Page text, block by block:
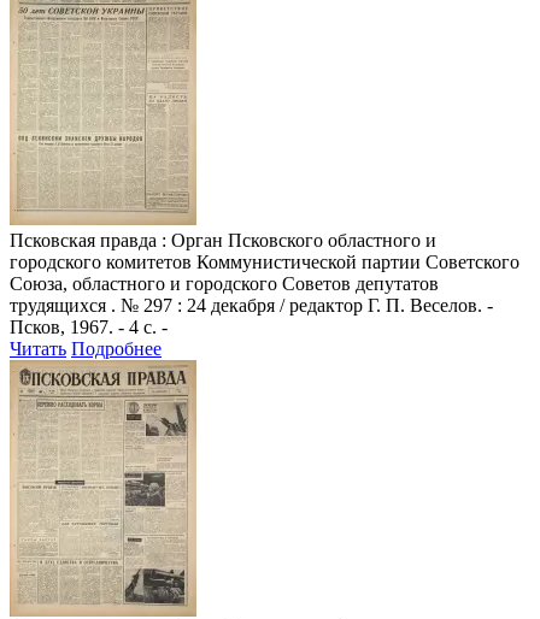
Псковская правда : Орган Псковского областного и
городского комитетов Коммунистической партии Советского
Союза, областного и городского Советов депутатов
трудящихся . № 297 : 24 декабря / редактор Г. П. Веселов. -
Псков, 1967. - 4 с. -
Читать Подробнее